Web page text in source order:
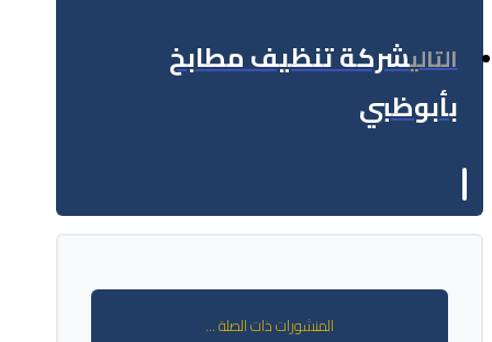
التاليشركة تنظيف مطابخ
بأبوظبي
المنشورات ذات الصلة ...